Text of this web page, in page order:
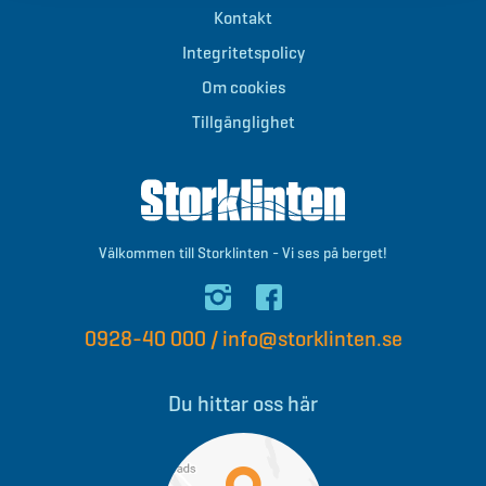
Kontakt
Integritetspolicy
Om cookies
Tillgänglighet
Välkommen till Storklinten - Vi ses på berget!
0928-40 000 / info@storklinten.se
Du hittar oss här